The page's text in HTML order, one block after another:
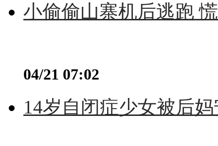
小偷偷山寨机后逃跑
04/21 07:02
14岁自闭症少女被后